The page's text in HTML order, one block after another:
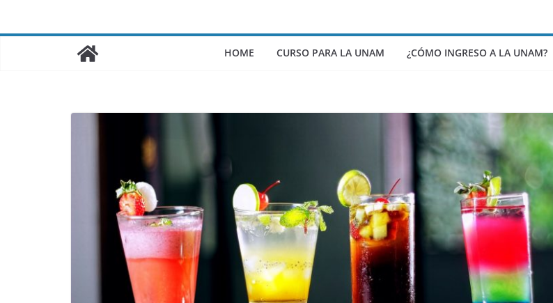
HOME CURSO PARA LA UNAM ¿CÓMO INGRESO A LA UNAM?